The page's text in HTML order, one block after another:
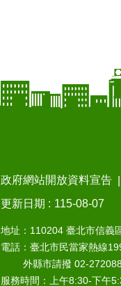
政府網站開放資料宣告
更新日期
115-08-07
地址：110204 臺北市信義
電話：臺北市民當家熱線
外縣市請撥 02-
服務時間：上午8:30-下午